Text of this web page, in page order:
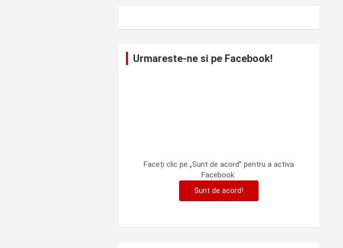
Urmareste-ne si pe Facebook!
Faceți clic pe „Sunt de acord” pentru a activa
Facebook
Sunt de acord!